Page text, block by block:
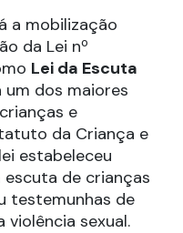
a mobilização
da Lei nº
Lei da Escuta
dos maiores
e
da Criança e
estabeleceu
de crianças
testemunhas de
violência sexual.